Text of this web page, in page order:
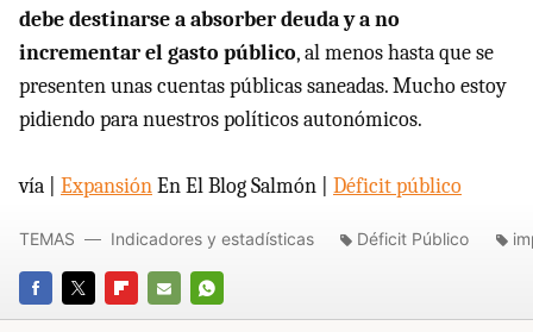
debe destinarse a absorber deuda y a no
incrementar el gasto público, al menos hasta que se
presenten unas cuentas públicas saneadas. Mucho estoy
pidiendo para nuestros políticos autonómicos.
vía | ExpansiónEn El Blog Salmón | Déficit público
FACEBOOK
TWITTERFLIPBOARD
E-
WHATSAPP
TEMAS Indicadores y estadísticas Déficit Público